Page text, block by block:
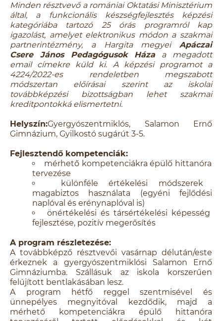
Minden résztvevő a romániai Oktatási Minisztérium
által, a funkcionális készségfejlesztés képzési
kategóriába tartozó 25 órás programról kap
igazolást, amelyet elektronikus módon a szakmai
partnerintézmény, a Hargita megyei Apáczai
Csere János Pedagógusok Házaa megadott
email címekre küld ki. A képzési programot a
4224/2022-es rendeletben megszabott
módszertan előírásai szerint az iskolai
továbbképzési bizottságban lehet szakmai
kreditpontokká elismertetni.
Helyszín:Gyergyószentmiklós, Salamon Ernő
Gimnázium, Gyilkostó sugárút 3-5.
Fejlesztendő kompetenciák:
mérhető kompetenciákra épülő hittanóra
tervezése
különféle értékelési módszerek
magabiztos használata (egyéni fejlődési
naplóval és erénynaplóval is)
önértékelési és társértékelési képesség
fejlesztése, pozitív megerősítés
A program részletezése:
A továbbképző résztvevői vasárnap délután/este
érkeznek a gyergyószentmiklósi Salamon Ernő
Gimnáziumba. Szállásuk az iskola korszerűen
felújított bentlakásában lesz.
A program hétfő reggel szentmisével és
ünnepélyes megnyitóval kezdődik, majd a
mérhető kompetenciákra épülő hittanóra